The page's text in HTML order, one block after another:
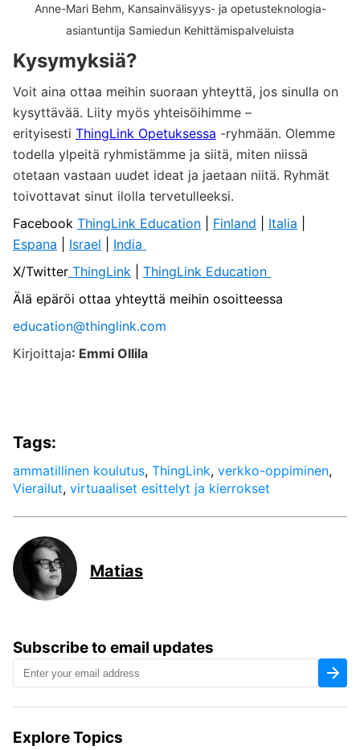
Anne-Mari Behm, Kansainvälisyys- ja opetusteknologia-
asiantuntija Samiedun Kehittämispalveluista
Kysymyksiä?
Voit aina ottaa meihin suoraan yhteyttä, jos sinulla on
kysyttävää. Liity myös yhteisöihimme –
erityisesti ThingLink Opetuksessa -ryhmään. Olemme
todella ylpeitä ryhmistämme ja siitä, miten niissä
otetaan vastaan uudet ideat ja jaetaan niitä. Ryhmät
toivottavat sinut ilolla tervetulleeksi.
Facebook ThingLink Education Finland Italia
Espana
Israel
India
X/Twitter ThingLink
ThingLink Education
Älä epäröi ottaa yhteyttä meihin osoitteessa
education@thinglink.com
Kirjoittaja: Emmi Ollila
Subscribe to email updates
Explore Topics
Tags:
ammatillinen koulutus, ThingLink, verkko-oppiminen,
Vierailut, virtuaaliset esittelyt ja kierrokset
Matias